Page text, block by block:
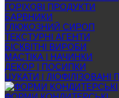
ГОРІХОВІ ПРОДУКТИ
БАРВНИКИ
ГЛЮКОЗНИЙ СИРОП
ТЕКСТУРНІ АГЕНТИ
БІСКВІТНІ ВИРОБИ
МАСТІКА | НАЧИНКИ
ДЕКОР | ПОСИПКИ
ЦУКАТИ | ЛІОФІЛІЗОВАНІ